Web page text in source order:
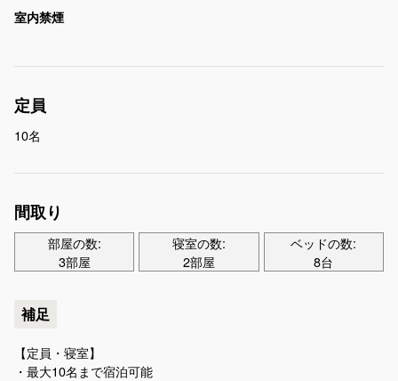
室内禁煙
定員
10名
間取り
部屋の数:
3部屋
寝室の数:
2部屋
ベッドの数:
8台
補足
【定員・寝室】
・最大10名まで宿泊可能